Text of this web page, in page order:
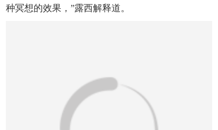
种冥想的效果，”露西解释道。